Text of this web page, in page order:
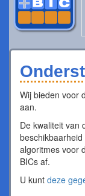
Wij bieden voor
aan.
De kwaliteit van
algoritmes voor
BICs af.
U kunt deze